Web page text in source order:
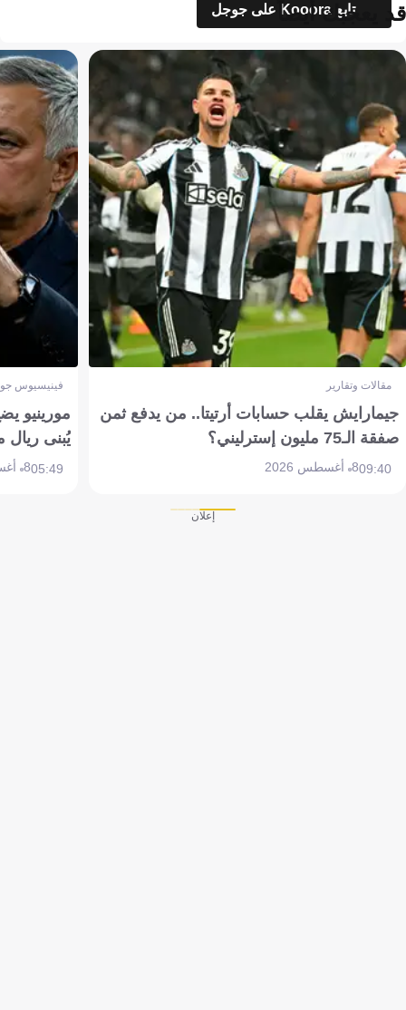
تابع Kooora على جوجل
قد يعجبك أيضاً
مقالات وتقارير
جيمارايش يقلب حسابات أرتيتا.. من يدفع ثمن
صفقة الـ75 مليون إسترليني؟
09:408 أغسطس 2026
فينيسيوس
مورينيو
يُبنى ريال
05:498 أغسطس 2026
إعلان